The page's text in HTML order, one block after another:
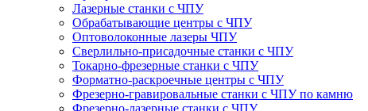
Лазерные станки с ЧПУ
Обрабатывающие центры с ЧПУ
Оптоволоконные лазеры ЧПУ
Сверлильно-присадочные станки с ЧПУ
Токарно-фрезерные станки с ЧПУ
Форматно-раскроечные центры с ЧПУ
Фрезерно-гравировальные станки с ЧПУ по камню
Фрезерно-лазерные станки с ЧПУ